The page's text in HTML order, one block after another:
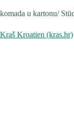
komada u kartonu/
Kraš Kroatien (kras.hr)